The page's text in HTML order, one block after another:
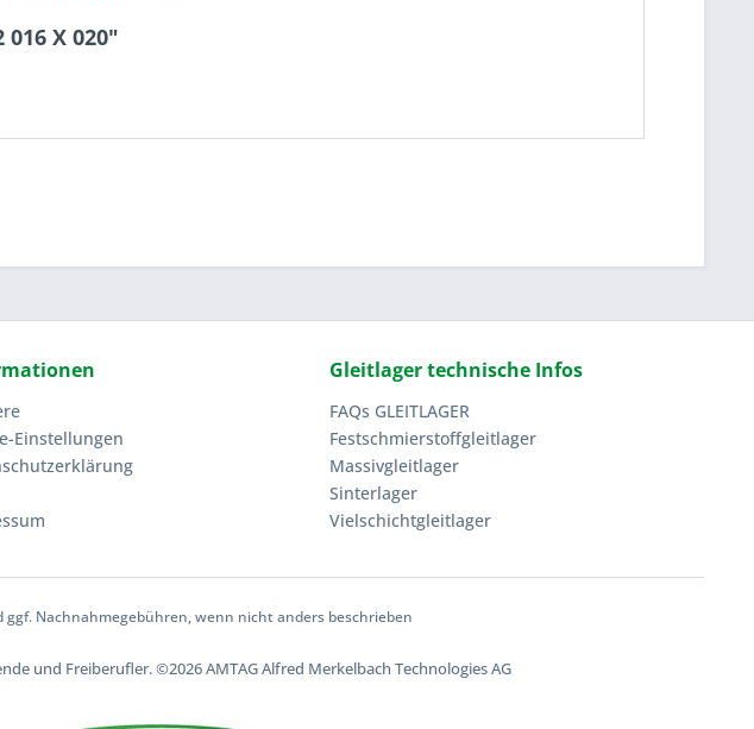
X 020"
Einstellungen
Gleitlager technische Infos
FAQs GLEITLAGER
Festschmierstoffgleitlager
Massivgleitlager
Sinterlager
Vielschichtgleitlager
ggf. Nachnahmegebühren, wenn nicht anders beschrieben
und Freiberufler.©2026 AMTAG Alfred Merkelbach Technologies AG